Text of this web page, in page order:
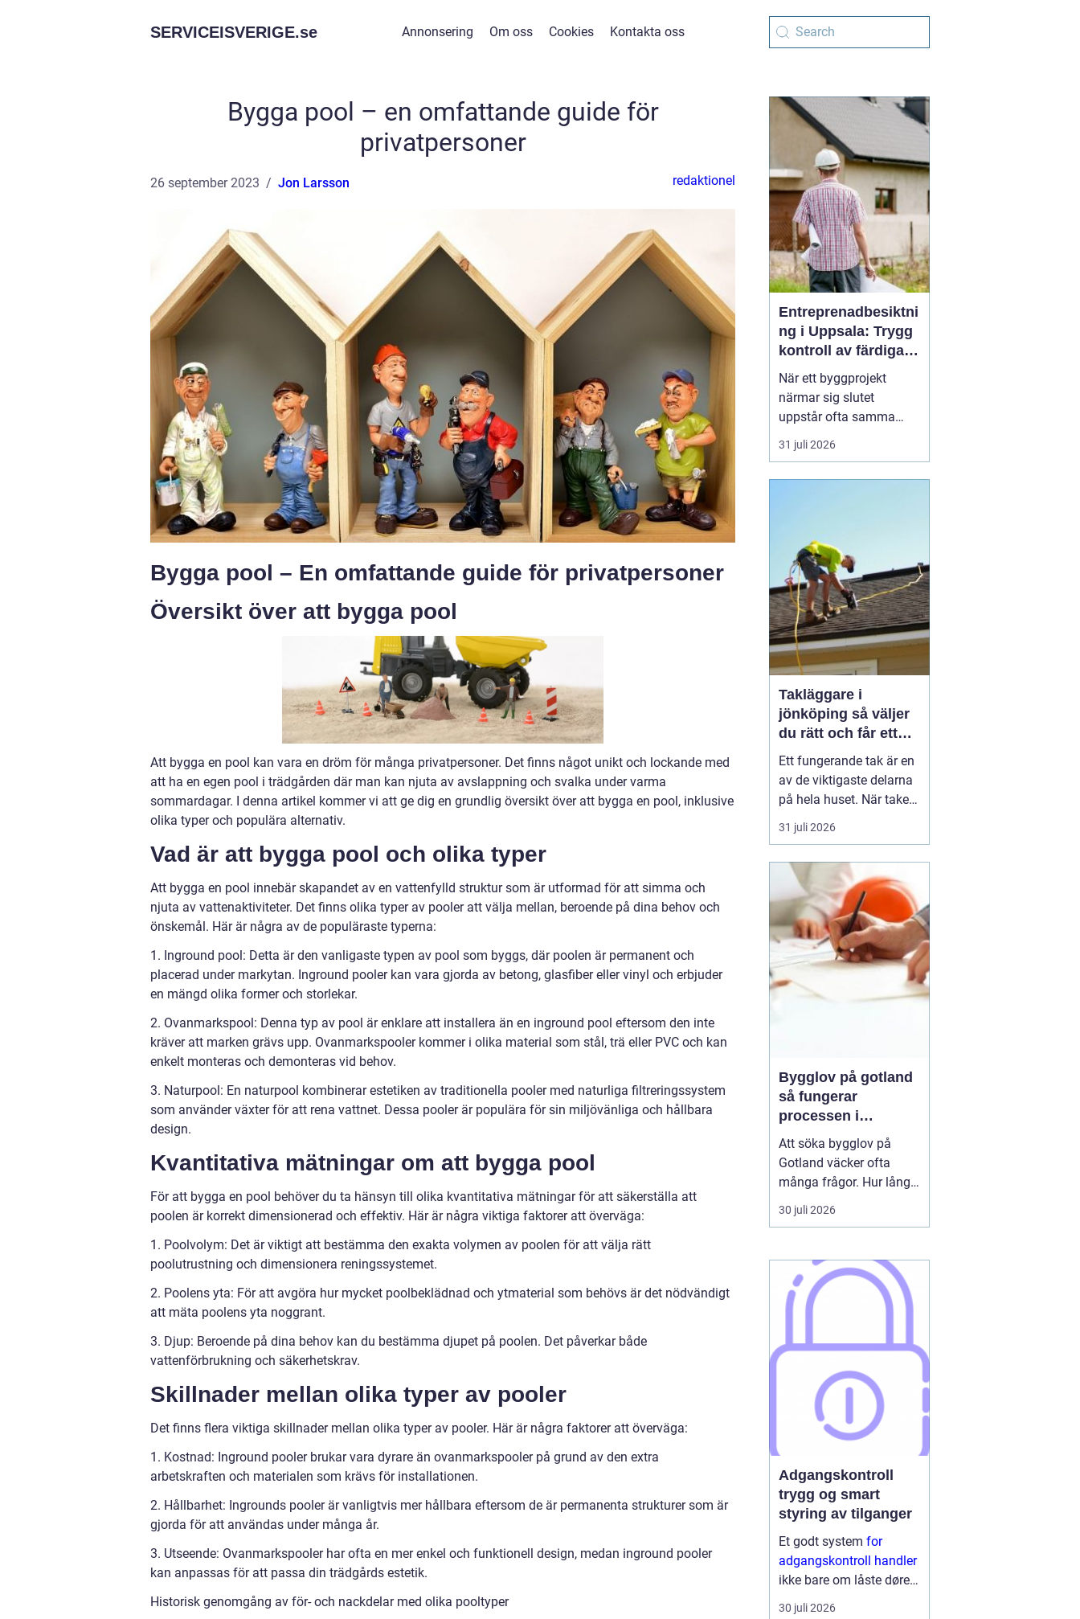
SERVICEISVERIGE.se Annonsering Om oss Cookies Kontakta oss
Bygga pool – en omfattande guide för
privatpersoner
26 september 2023 Jon Larsson redaktionel
Bygga pool – En omfattande guide för privatpersoner
Översikt över att bygga pool
Att bygga en pool kan vara en dröm för många privatpersoner. Det finns något unikt och lockande med
att ha en egen pool i trädgården där man kan njuta av avslappning och svalka under varma
sommardagar. I denna artikel kommer vi att ge dig en grundlig översikt över att bygga en pool, inklusive
olika typer och populära alternativ.
Vad är att bygga pool och olika typer
Att bygga en pool innebär skapandet av en vattenfylld struktur som är utformad för att simma och
njuta av vattenaktiviteter. Det finns olika typer av pooler att välja mellan, beroende på dina behov och
önskemål. Här är några av de populäraste typerna:
1. Inground pool: Detta är den vanligaste typen av pool som byggs, där poolen är permanent och
placerad under markytan. Inground pooler kan vara gjorda av betong, glasfiber eller vinyl och erbjuder
en mängd olika former och storlekar.
2. Ovanmarkspool: Denna typ av pool är enklare att installera än en inground pool eftersom den inte
kräver att marken grävs upp. Ovanmarkspooler kommer i olika material som stål, trä eller PVC och kan
enkelt monteras och demonteras vid behov.
3. Naturpool: En naturpool kombinerar estetiken av traditionella pooler med naturliga filtreringssystem
som använder växter för att rena vattnet. Dessa pooler är populära för sin miljövänliga och hållbara
design.
Kvantitativa mätningar om att bygga pool
För att bygga en pool behöver du ta hänsyn till olika kvantitativa mätningar för att säkerställa att
poolen är korrekt dimensionerad och effektiv. Här är några viktiga faktorer att överväga:
1. Poolvolym: Det är viktigt att bestämma den exakta volymen av poolen för att välja rätt
poolutrustning och dimensionera reningssystemet.
2. Poolens yta: För att avgöra hur mycket poolbeklädnad och ytmaterial som behövs är det nödvändigt
att mäta poolens yta noggrant.
3. Djup: Beroende på dina behov kan du bestämma djupet på poolen. Det påverkar både
vattenförbrukning och säkerhetskrav.
Skillnader mellan olika typer av pooler
Det finns flera viktiga skillnader mellan olika typer av pooler. Här är några faktorer att överväga:
1. Kostnad: Inground pooler brukar vara dyrare än ovanmarkspooler på grund av den extra
arbetskraften och materialen som krävs för installationen.
2. Hållbarhet: Ingrounds pooler är vanligtvis mer hållbara eftersom de är permanenta strukturer som är
gjorda för att användas under många år.
3. Utseende: Ovanmarkspooler har ofta en mer enkel och funktionell design, medan inground pooler
kan anpassas för att passa din trädgårds estetik.
Historisk genomgång av för- och nackdelar med olika pooltyper
Entreprenadbesiktni
ng i Uppsala: Trygg
kontroll av färdiga
byggprojekt
När ett byggprojekt
närmar sig slutet
uppstår ofta samma
fråga: är entreprenaden
verkligen utförd så som
ger ett tydligt svar.
Genom en strukturerad
genomgån...
31 juli 2026
Takläggare i
jönköping så väljer
du rätt och får ett
tak som håller
Ett fungerande tak är en
av de viktigaste delarna
på hela huset. När taket
börjar bli slitet påverkar
det både tryggheten,
värdet på huset. Därför
blir valetav takläggare i
Jönköping avg...
31 juli 2026
Bygglov på gotland
så fungerar
processen i
praktiken
Att söka bygglov på
Gotland väcker ofta
många frågor. Hur lång
tid tar det? Vilka
handlingar behövs? Och
nära havet eller i Visbys
känsliga kulturmiljö? För
den som sällan har
kännas både ...
30 juli 2026
Adgangskontroll
trygg og smart
styring av tilganger
Et godt system for
adgangskontroll handler
ikke bare om låste dører.
Det handler om å ha
30 juli 2026